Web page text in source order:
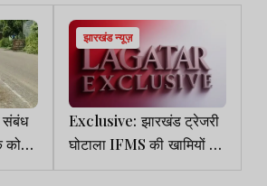
को
5
झारखंड न्यूज़
Exclusive: झारखंड ट्रेजरी
घोटाला IFMS की खामियों का
परिणाम